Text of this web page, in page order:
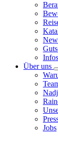
Über uns
Jobs